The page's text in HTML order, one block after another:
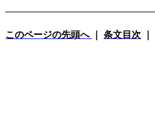
このページの先頭へ 条文目次